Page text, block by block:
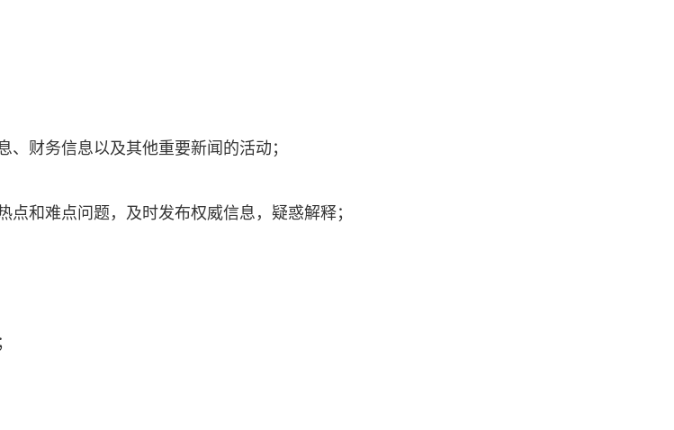
、财务信息以及其他重要新闻的活动；
点和难点问题，及时发布权威信息，疑惑解释；